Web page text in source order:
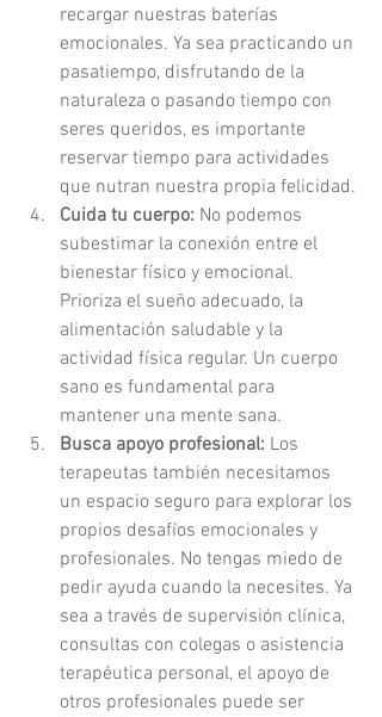
recargar nuestras baterías
emocionales. Ya sea practicando un
pasatiempo, disfrutando de la
naturaleza o pasando tiempo con
seres queridos, es importante
reservar tiempo para actividades
que nutran nuestra propia felicidad.
Cuida tu cuerpo: No podemos
subestimar la conexión entre el
bienestar físico y emocional.
Prioriza el sueño adecuado, la
alimentación saludable y la
actividad física regular. Un cuerpo
sano es fundamental para
mantener una mente sana.
Busca apoyo profesional: Los
terapeutas también necesitamos
un espacio seguro para explorar los
propios desafíos emocionales y
profesionales. No tengas miedo de
pedir ayuda cuando la necesites. Ya
sea a través de supervisión clínica,
consultas con colegas o asistencia
terapéutica personal, el apoyo de
otros profesionales puede ser